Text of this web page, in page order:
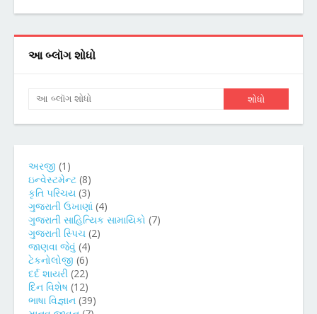
આ બ્લૉગ શોધો
અરજી (1)
ઇન્વેસ્ટમેન્ટ (8)
કૃતિ પરિચય (3)
ગુજરાતી ઉખાણાં (4)
ગુજરાતી સાહિત્યિક સામાયિકો (7)
ગુજરાતી સ્પિચ (2)
જાણવા જેવું (4)
ટેકનોલોજી (6)
દર્દ શાયરી (22)
દિન વિશેષ (12)
ભાષા વિજ્ઞાન (39)